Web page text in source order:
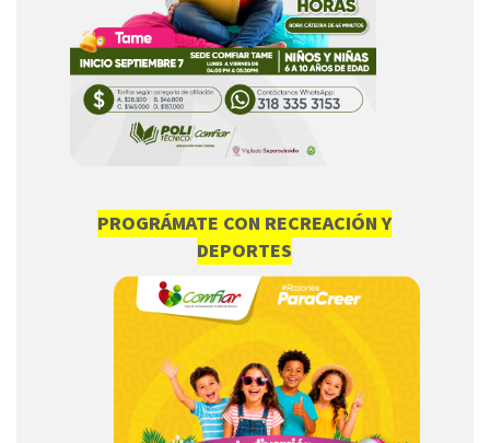
PROGRÁMATE CON RECREACIÓN Y
DEPORTES